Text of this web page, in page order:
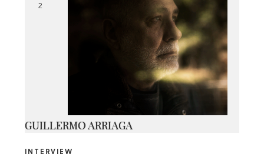
IMG_1545
2
GUILLERMO ARRIAGA
INTERVIEW